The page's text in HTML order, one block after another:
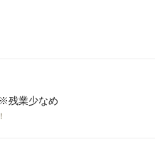
残業少なめ